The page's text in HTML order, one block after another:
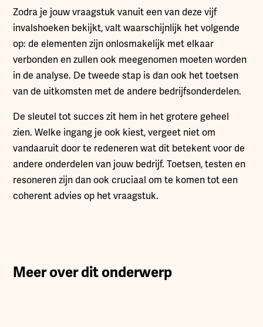
Zodra je jouw vraagstuk vanuit een van deze vijf
invalshoeken bekijkt, valt waarschijnlijk het volgende
op: de elementen zijn onlosmakelijk met elkaar
verbonden en zullen ook meegenomen moeten worden
in de analyse. De tweede stap is dan ook het toetsen
van de uitkomsten met de andere bedrijfsonderdelen.
De sleutel tot succes zit hem in het grotere geheel
zien. Welke ingang je ook kiest, vergeet niet om
vandaaruit door te redeneren wat dit betekent voor de
andere onderdelen van jouw bedrijf. Toetsen, testen en
resoneren zijn dan ook cruciaal om te komen tot een
coherent advies op het vraagstuk.
Meer over dit onderwerp